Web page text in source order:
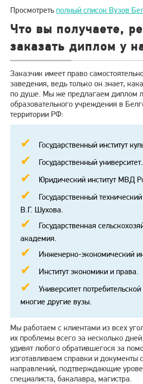
Просмотреть полный список Вузов
Что вы получаете,
заказать диплом у
Заказчик имеет право
заведения, ведь только он знает,
по душе. Мы же предлагаем диплом
образовательного учреждения в
территории РФ:
Государственный институт
Государственный университет.
Юридический институт МВД
Государственный
В.Г. Шухова.
Государственная
академия.
Инженерно-экономический
Институт экономики и права.
Университет
многие другие вузы.
Мы работаем с клиентами из всех
их проблемы всего за несколько
удивят любого обратившегося за
изготавливаем справки и
направлений, подтверждающие
специалиста, бакалавра, магистра.